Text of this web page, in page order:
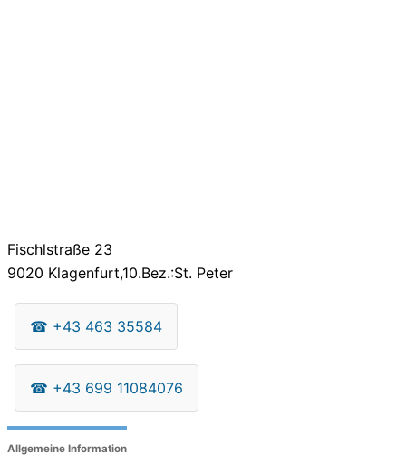
Fischlstraße 23
9020 Klagenfurt,10.Bez.:St. Peter
☎ +43 463 35584
☎ +43 699 11084076
Allgemeine Information